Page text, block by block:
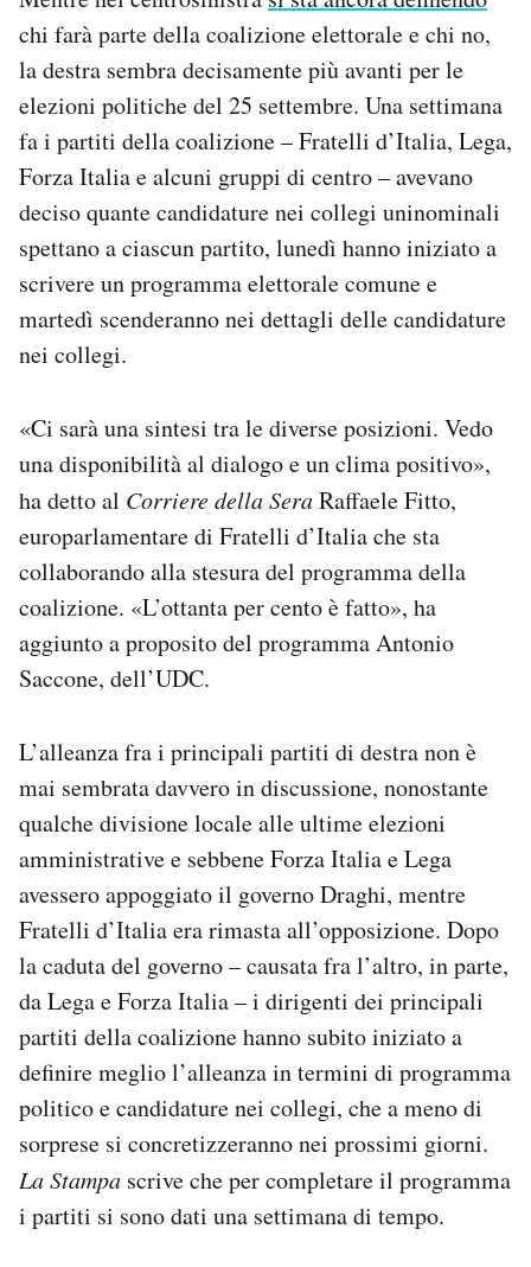
CALENDARIO
AREA PERSONALE
Newsletter
Notifiche mobile
Regala il Post
Hai bisogno di aiuto?
Esci
chi farà parte della coalizione elettorale e chi no,
la destra sembra decisamente più avanti per le
elezioni politiche del 25 settembre. Una settimana
fa i partiti della coalizione – Fratelli d’Italia, Lega,
Forza Italia e alcuni gruppi di centro – avevano
deciso quante candidature nei collegi uninominali
spettano a ciascun partito, lunedì hanno iniziato a
scrivere un programma elettorale comune e
martedì scenderanno nei dettagli delle candidature
nei collegi.
«Ci sarà una sintesi tra le diverse posizioni. Vedo
una disponibilità al dialogo e un clima positivo»,
ha detto al Corriere della SeraRaffaele Fitto,
europarlamentare di Fratelli d’Italia che sta
collaborando alla stesura del programma della
coalizione. «L’ottanta per cento è fatto», ha
aggiunto a proposito del programma Antonio
Saccone, dell’UDC.
L’alleanza fra i principali partiti di destra non è
mai sembrata davvero in discussione, nonostante
qualche divisione locale alle ultime elezioni
amministrative e sebbene Forza Italia e Lega
avessero appoggiato il governo Draghi, mentre
Fratelli d’Italia era rimasta all’opposizione. Dopo
la caduta del governo – causata fra l’altro, in parte,
da Lega e Forza Italia – i dirigenti dei principali
partiti della coalizione hanno subito iniziato a
definire meglio l’alleanza in termini di programma
politico e candidature nei collegi, che a meno di
sorprese si concretizzeranno nei prossimi giorni.
La Stampa scrive che per completare il programma
i partiti si sono dati una settimana di tempo.